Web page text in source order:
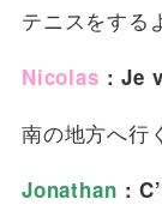
テニスをする
Nicolas : Je
南の地方へ行
Jonathan :